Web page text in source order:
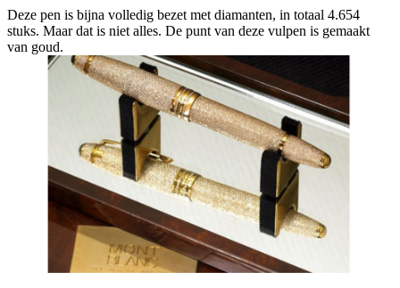
Deze pen is bijna volledig bezet met diamanten, in totaal 4.654
stuks. Maar dat is niet alles. De punt van deze vulpen is gemaakt
van goud.